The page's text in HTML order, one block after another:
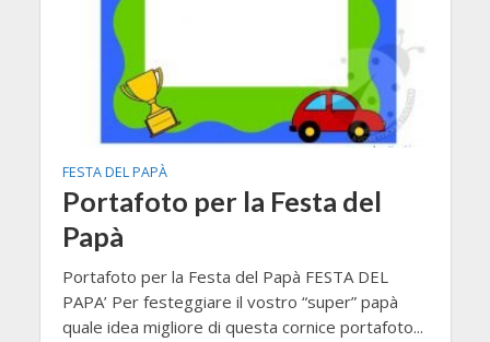
FESTA DEL PAPÀ
Portafoto per la Festa del
Papà
Portafoto per la Festa del Papà FESTA DEL
PAPA’ Per festeggiare il vostro “super” papà
quale idea migliore di questa cornice portafoto...